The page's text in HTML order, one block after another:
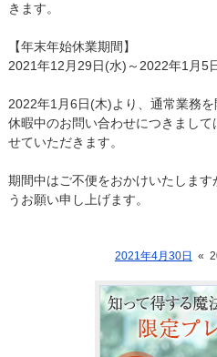
きます。
【年末年始休業期間】
2021年12月29日(水)～2022年1月5
2022年1月6日(木)より、通常業務を
休暇中のお問い合わせにつきまし
せていただきます。
期間中はご不便をおかけいたしま
うお願い申し上げます。
2021年4月30日 «